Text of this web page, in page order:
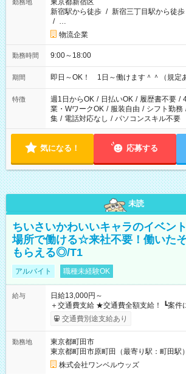
勤務地
東京都新宿区
新宿駅から徒歩 / 新宿三丁目駅から徒歩
/ …
物流企業
勤務時間 9:00～18:00
期間 即日～OK！ 1日～働けます＾＾（規定
特徴 週1日からOK / 日払いOK / 履歴書不要 /
業・WワークOK / 服装自由 / シフト勤務
集 / 電話対応なし / パソコンスキル不要
気になる！ 応募する
未読
ちいさいかわいいキャラのイベン
場所で働ける☆来社不要！働いた
もらえる◎/T1
アルバイト 職種未経験OK
給与
日給13,000円～
＋交通費支給 ★交通費全額支給！ ┗案件により規定あり ★日払
いOK！（規定あり） ┗働いたその日に
ンビニATMから 日払い分を引き落とせます！ 【試用期
交通費別途支給あり
勤務地
東京都町田市
東京都町田市原町田（最寄り駅：町田駅）
株式会社ワンベルウッズ